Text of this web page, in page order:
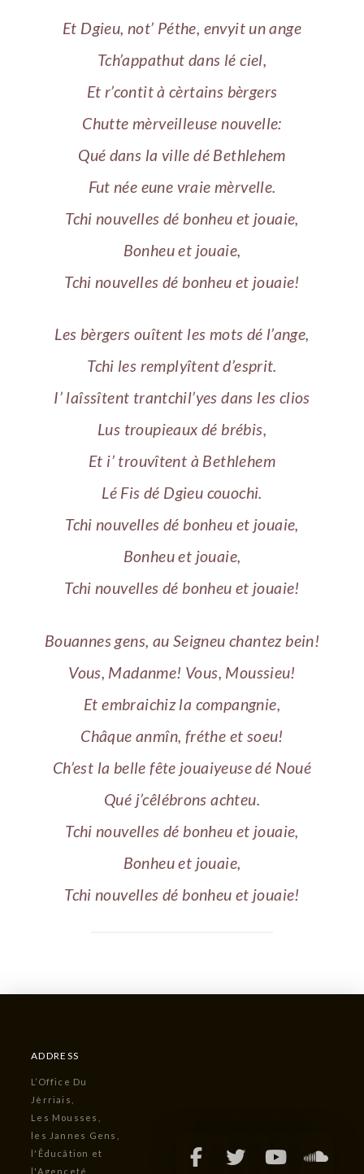
Et Dgieu, not’ Péthe, envyit un ange
Tch’appathut dans lé ciel,
Et r’contit à cèrtains bèrgers
Chutte mèrveilleuse nouvelle:
Qué dans la ville dé Bethlehem
Fut née eune vraie mèrvelle.
Tchi nouvelles dé bonheu et jouaie,
Bonheu et jouaie,
Tchi nouvelles dé bonheu et jouaie!
Les bèrgers ouîtent les mots dé l’ange,
Tchi les remplyîtent d’esprit.
I’ laîssîtent trantchil’yes dans les clios
Lus troupieaux dé brébis,
Et i’ trouvîtent à Bethlehem
Lé Fis dé Dgieu couochi.
Tchi nouvelles dé bonheu et jouaie,
Bonheu et jouaie,
Tchi nouvelles dé bonheu et jouaie!
Bouannes gens, au Seigneu chantez bein!
Vous, Madanme! Vous, Moussieu!
Et embraichiz la compangnie,
Châque anmîn, fréthe et soeu!
Ch’est la belle fête jouaiyeuse dé Noué
Qué j’cêlébrons achteu.
Tchi nouvelles dé bonheu et jouaie,
Bonheu et jouaie,
Tchi nouvelles dé bonheu et jouaie!
ADDRESS
L’Office Du
Jèrriais,
Les Mousses,
les Jannes Gens,
l'Êducâtion et
l'Agenceté,